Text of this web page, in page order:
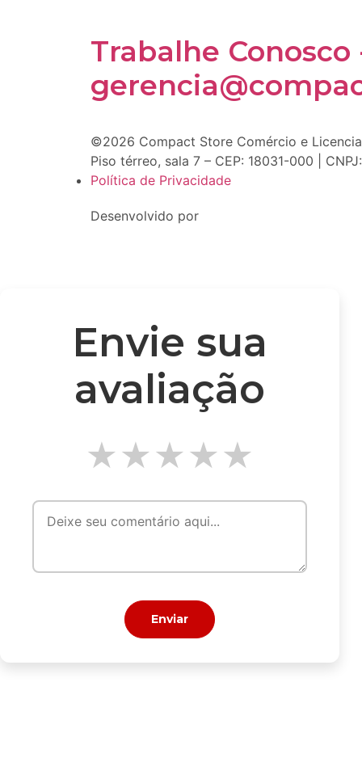
Trabalhe Conosco
©2026 Compact Store Comércio e
Piso térreo, sala 7 – CEP: 18031-000 |
Política de Privacidade
Desenvolvido por
Envie sua
avaliação
★★★★★
Enviar